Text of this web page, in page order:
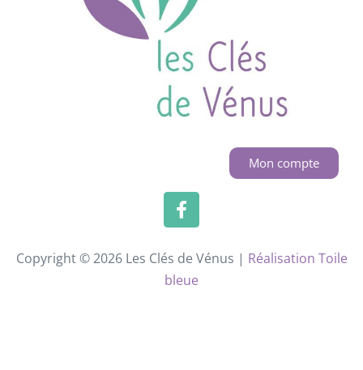
Mon compte
Copyright © 2026 Les Clés de Vénus | Réalisation Toile
bleue